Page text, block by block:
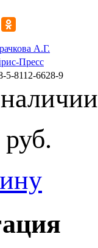
А.Г.
Пресс
5-8112-6628-9
руб.